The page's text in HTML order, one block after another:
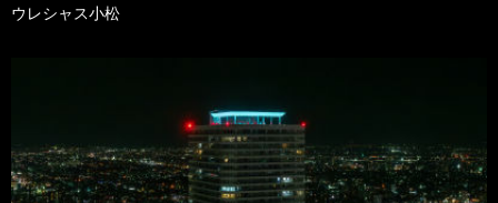
ウレシャス小松